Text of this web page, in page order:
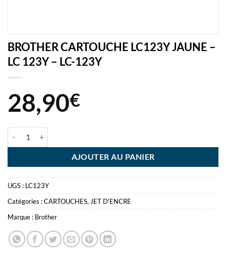
BROTHER CARTOUCHE LC123Y JAUNE –
LC 123Y – LC-123Y
28,90€
AJOUTER AU PANIER
UGS : LC123Y
Catégories :CARTOUCHES, JET D'ENCRE
Marque : Brother